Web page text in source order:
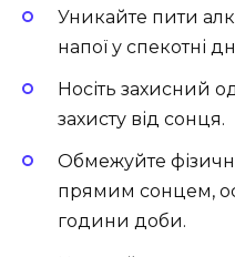
Уникайте пити
напої у спекотні
Носіть захисний
захисту від сонця.
Обмежуйте
прямим сонцем,
години доби.